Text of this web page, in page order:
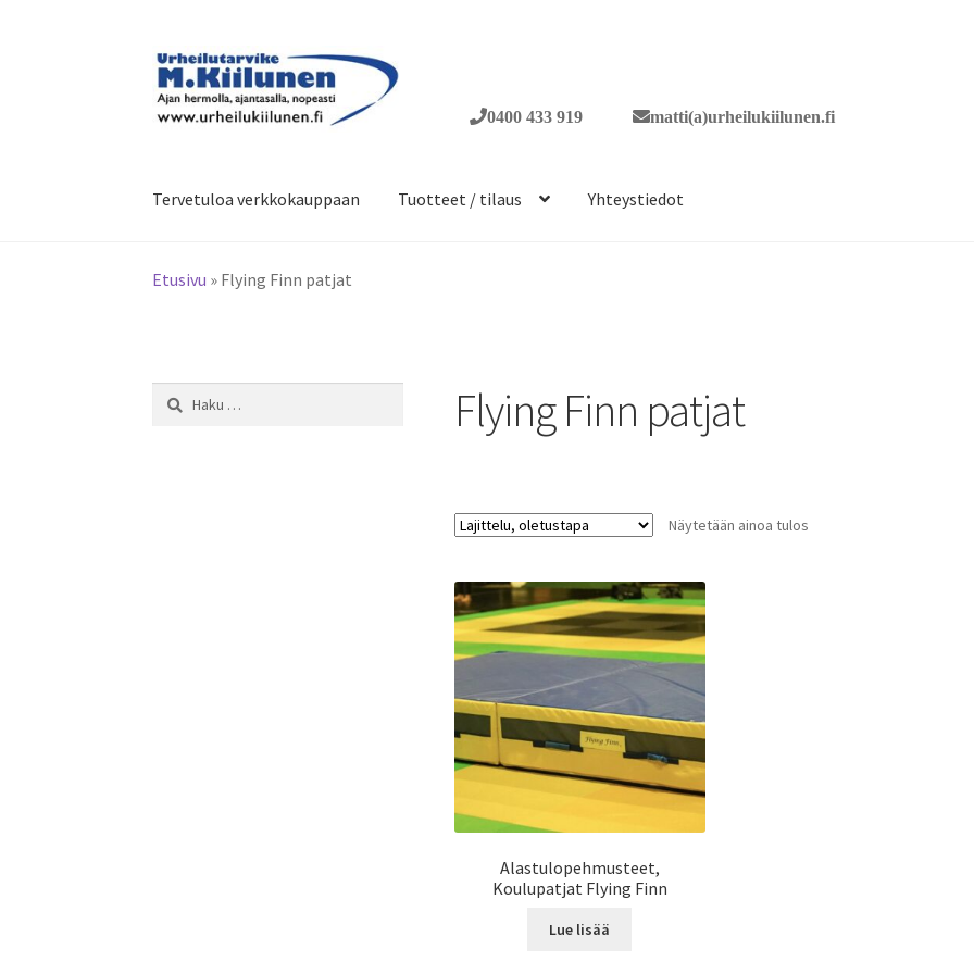
0400 433 919 matti(a)urheilukiilunen.fi
Siirry
navigointiin
Siirry
sisältöön
Tervetuloa verkkokauppaan Tuotteet / tilaus Yhteystiedot
Etusivu » Flying Finn patjat
Flying Finn patjat
Näytetään ainoa tulos
Alastulopehmusteet,
Koulupatjat Flying Finn
Lue lisää
Haku: